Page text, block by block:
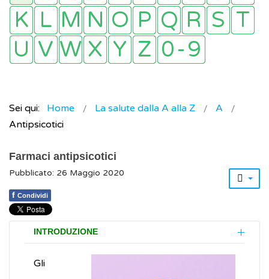
Sei qui: Home La salute dalla A alla Z
A
Antipsicotici
Farmaci antipsicotici
Pubblicato: 26 Maggio 2020
f Condividi
INTRODUZIONE
Gli